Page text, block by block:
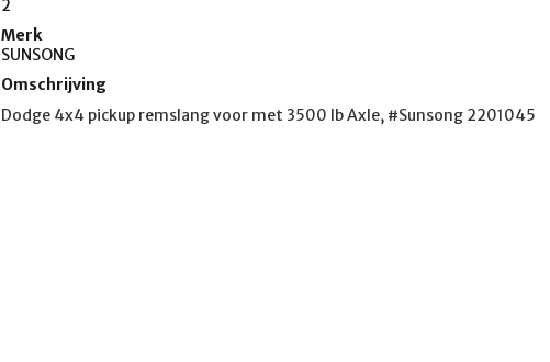
2
Merk
SUNSONG
Omschrijving
Dodge 4x4 pickup remslang voor met 3500 lb Axle, #Sunsong 2201045